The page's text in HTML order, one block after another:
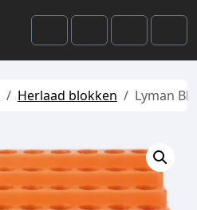
SearchAccount
Cart
Herlaad blokken Lyman